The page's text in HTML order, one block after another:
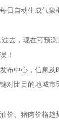
日自动生成气
过去，现在可预
！
布中心，信息
对比目的地城
价、猪肉价格